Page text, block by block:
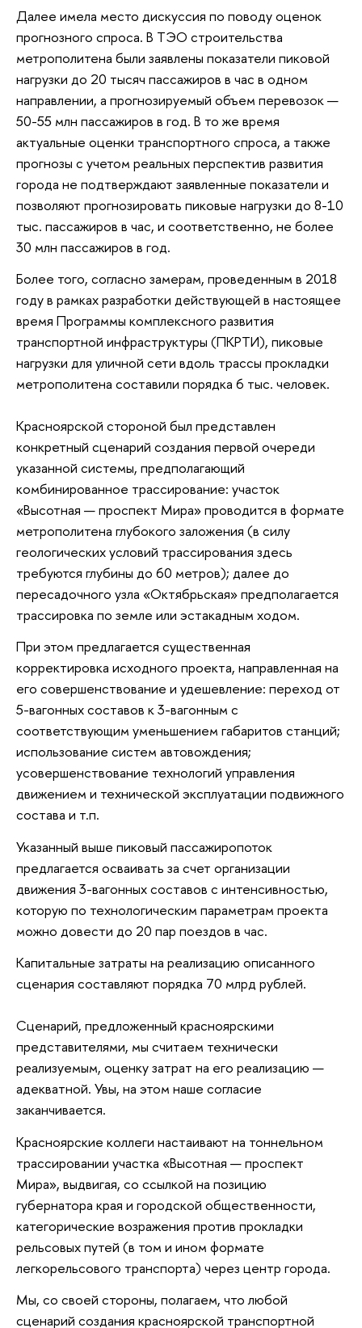
Далее имела место дискуссия по поводу оценок
прогнозного спроса. В ТЭО строительства
метрополитена были заявлены показатели пиковой
нагрузки до 20 тысяч пассажиров в час в одном
направлении, а прогнозируемый объем перевозок —
50-55 млн пассажиров в год. В то же время
актуальные оценки транспортного спроса, а также
прогнозы с учетом реальных перспектив развития
города не подтверждают заявленные показатели и
позволяют прогнозировать пиковые нагрузки до 8-10
тыс. пассажиров в час, и соответственно, не более
30 млн пассажиров в год.
Более того, согласно замерам, проведенным в 2018
году в рамках разработки действующей в настоящее
время Программы комплексного развития
транспортной инфраструктуры (ПКРТИ), пиковые
нагрузки для уличной сети вдоль трассы прокладки
метрополитена составили порядка 6 тыс. человек.
Красноярской стороной был представлен
конкретный сценарий создания первой очереди
указанной системы, предполагающий
комбинированное трассирование: участок
«Высотная — проспект Мира» проводится в формате
метрополитена глубокого заложения (в силу
геологических условий трассирования здесь
требуются глубины до 60 метров); далее до
пересадочного узла «Октябрьская» предполагается
трассировка по земле или эстакадным ходом.
При этом предлагается существенная
корректировка исходного проекта, направленная на
его совершенствование и удешевление: переход от
5-вагонных составов к 3-вагонным с
соответствующим уменьшением габаритов станций;
использование систем автовождения;
усовершенствование технологий управления
движением и технической эксплуатации подвижного
состава и т.п.
Указанный выше пиковый пассажиропоток
предлагается осваивать за счет организации
движения 3-вагонных составов с интенсивностью,
которую по технологическим параметрам проекта
можно довести до 20 пар поездов в час.
Капитальные затраты на реализацию описанного
сценария составляют порядка 70 млрд рублей.
Сценарий, предложенный красноярскими
представителями, мы считаем технически
реализуемым, оценку затрат на его реализацию —
адекватной. Увы, на этом наше согласие
заканчивается.
Красноярские коллеги настаивают на тоннельном
трассировании участка «Высотная — проспект
Мира», выдвигая, со ссылкой на позицию
губернатора края и городской общественности,
категорические возражения против прокладки
рельсовых путей (в том и ином формате
легкорельсового транспорта) через центр города.
Мы, со своей стороны, полагаем, что любой
сценарий создания красноярской транспортной